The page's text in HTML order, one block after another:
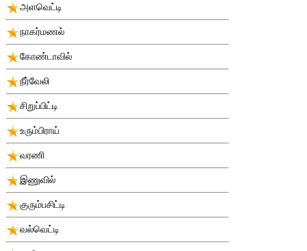
அளவெட்டி
நாகர்மணல்
கோண்டாவில்
நீர்வேலி
சிறுப்பிட்டி
உரும்பிராய்
வரணி
இணுவில்
குரும்பசிட்டி
வல்வெட்டி